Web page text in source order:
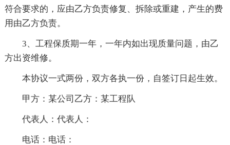
符合要求的，应由乙方负责修复、拆除或重建，产生的费
用由乙方负责。
3、工程保质期一年，一年内如出现质量问题，由乙
方出资维修。
本协议一式两份，双方各执一份，自签订日起生效。
甲方：某公司乙方：某工程队
代表人：代表人：
电话：电话：